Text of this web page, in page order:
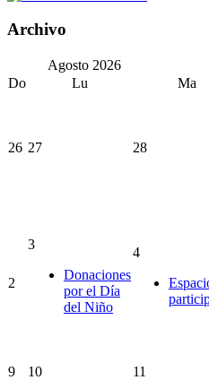
Archivo
Agosto 2026
Do
Lu Ma
26 27 28
2
3
Donaciones
por el Día
del Niño
4
9 10 11